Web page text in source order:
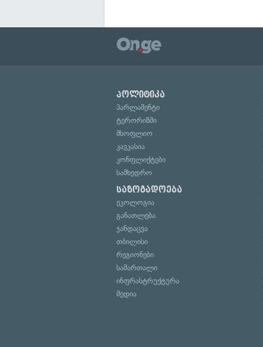
პოლიტიკა
პარლამენტი
ტერორიზმი
მსოფლიო
კავკასია
კონფლიქტები
სამხედრო
საზოგადოება
ეკოლოგია
განათლება
ჯანდაცვა
თბილისი
რეგიონები
სამართალი
ინფრასტრუქტურა
მედია